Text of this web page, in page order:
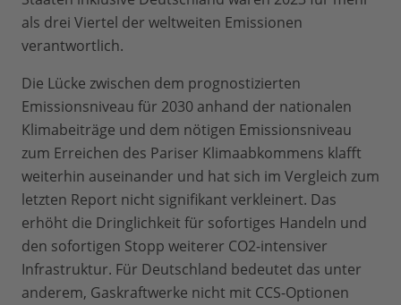
als drei Viertel der weltweiten Emissionen
verantwortlich.
Die Lücke zwischen dem prognostizierten
Emissionsniveau für 2030 anhand der nationalen
Klimabeiträge und dem nötigen Emissionsniveau
zum Erreichen des Pariser Klimaabkommens klafft
weiterhin auseinander und hat sich im Vergleich zum
letzten Report nicht signifikant verkleinert. Das
erhöht die Dringlichkeit für sofortiges Handeln und
den sofortigen Stopp weiterer CO2-intensiver
Infrastruktur. Für Deutschland bedeutet das unter
anderem, Gaskraftwerke nicht mit CCS-Optionen